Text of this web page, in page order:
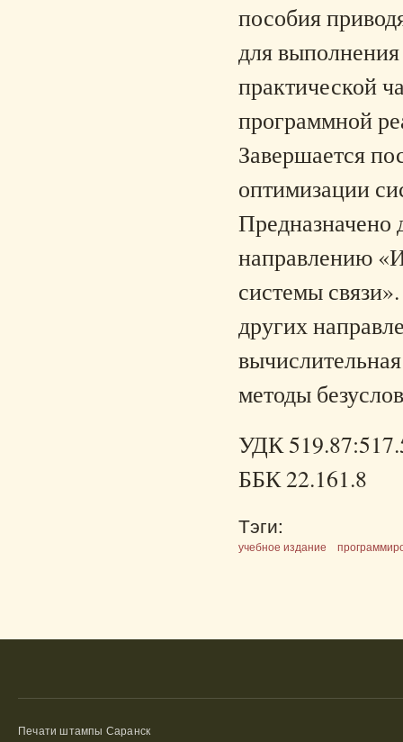
пособия
для
практической
программной
Завершается
оптимизации
Предназначено
направлению
системы
других
методы
УДК
ББК 22.161.8
Тэги:
учебное издание
Печати штампы Саранск